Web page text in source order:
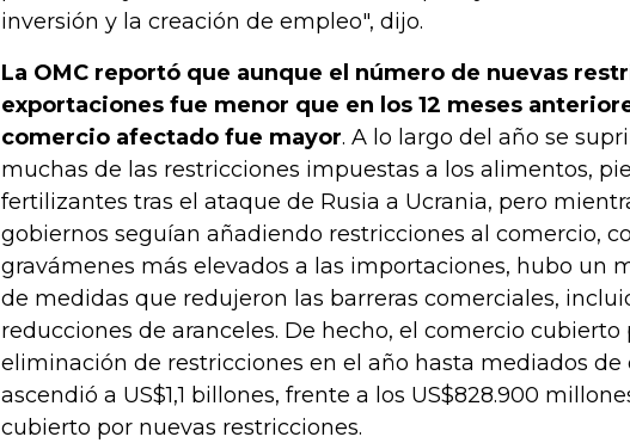
inversión y la creación de empleo", dijo.
La OMC reportó que aunque el número de nuevas
exportaciones fue menor que en los 12 meses
comercio afectado fue mayor. A lo largo del año se
muchas de las restricciones impuestas a los alimentos,
fertilizantes tras el ataque de Rusia a Ucrania, pero
gobiernos seguían añadiendo restricciones al comercio,
gravámenes más elevados a las importaciones, hubo un
de medidas que redujeron las barreras comerciales,
reducciones de aranceles. De hecho, el comercio cubierto
eliminación de restricciones en el año hasta mediados de
ascendió a US$1,1 billones, frente a los US$828.900
cubierto por nuevas restricciones.